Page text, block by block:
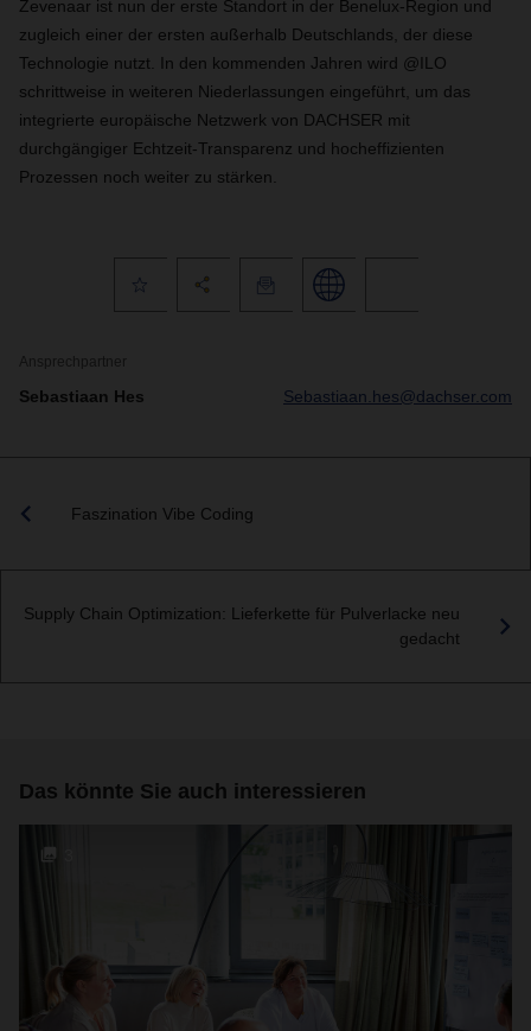
Zevenaar ist nun der erste Standort in der Benelux-Region und
zugleich einer der ersten außerhalb Deutschlands, der diese
Technologie nutzt. In den kommenden Jahren wird @ILO
schrittweise in weiteren Niederlassungen eingeführt, um das
integrierte europäische Netzwerk von DACHSER mit
durchgängiger Echtzeit-Transparenz und hocheffizienten
Prozessen noch weiter zu stärken.
Ansprechpartner
Sebastiaan Hes Sebastiaan.hes@dachser.com
Faszination Vibe Coding
Supply Chain Optimization: Lieferkette für Pulverlacke neu
gedacht
Das könnte Sie auch interessieren